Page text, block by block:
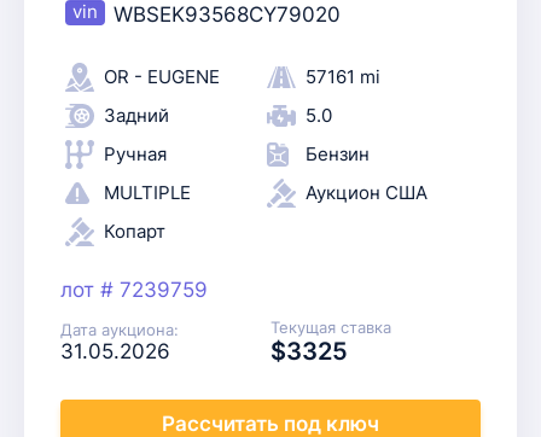
WBSEK93568CY79020
OR - EUGENE
57161 mi
Задний
5.0
Ручная
Бензин
MULTIPLE
DAMAGES
Аукцион США
Копарт
лот # 7239759
Дата аукциона:
31.05.2026
Текущая ставка
$3325
Рассчитать под ключ